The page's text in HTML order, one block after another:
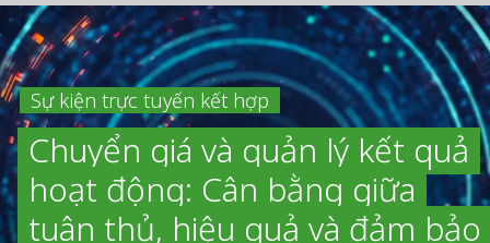
Sự kiện trực tuyến kết hợp
Chuyển giá và quản lý kết quả
hoạt động: Cân bằng giữa
tuân thủ, hiệu quả và đảm bảo